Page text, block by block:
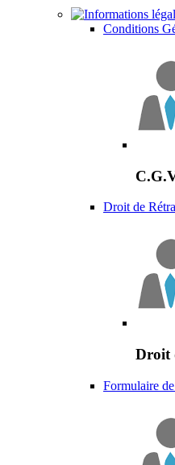
Conditions
Droit de
Droit
Formulaire